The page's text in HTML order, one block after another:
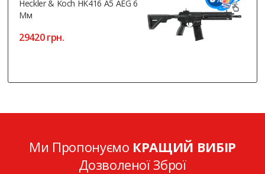
Heckler & Koch HK416 A5 AEG 6
Мм
29420 грн.
Ми Пропонуємо КРАЩИЙ ВИБІР
Дозволеної Зброї